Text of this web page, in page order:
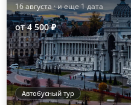
16 августа · и еще 1 дата
от 4 500 ₽
Автобусный тур